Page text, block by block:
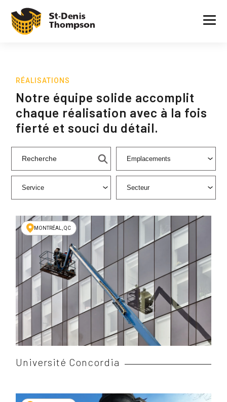
RÉALISATIONS
Notre équipe solide accomplit
chaque réalisation avec à la fois
fierté et souci du détail.
MONTRÉAL, QC
Université Concordia